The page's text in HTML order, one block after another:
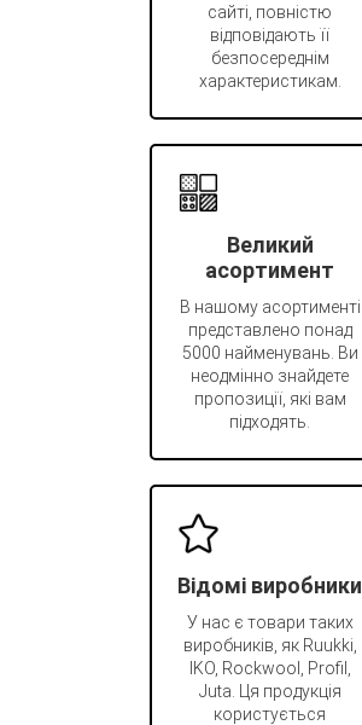
сайті, повністю
відповідають її
безпосереднім
характеристикам.
Великий
асортимент
В нашому асортименті
представлено понад
5000 найменувань. Ви
неодмінно знайдете
пропозиції, які вам
підходять.
Відомі виробники
У нас є товари таких
виробників, як Ruukki,
IKO, Rockwool, Profil,
Juta. Ця продукція
користується